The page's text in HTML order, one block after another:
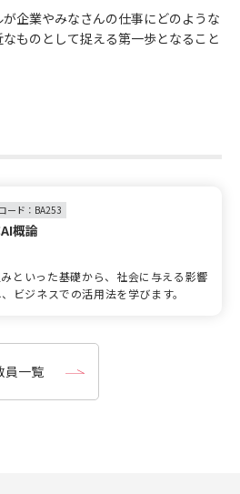
企業やみなさんの仕事にどのような
ものとして捉える第一歩となること
ード：BA253
概論
といった基礎から、社会に与える影響
ビジネスでの活用法を学びます。
員一覧